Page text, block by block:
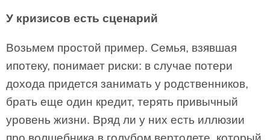
У кризисов есть сценарий
Возьмем простой пример. Семья, взявшая
ипотеку, понимает риски: в случае потери
дохода придется занимать у родственников,
брать еще один кредит, терять привычный
уровень жизни. Вряд ли у них есть иллюзии